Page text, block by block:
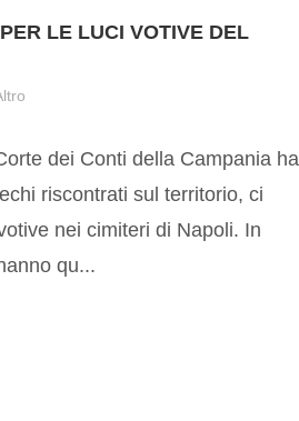
LE LUCI VOTIVE DEL
dei Conti della Campania ha
riscontrati sul territorio, ci
nei cimiteri di Napoli. In
qu...